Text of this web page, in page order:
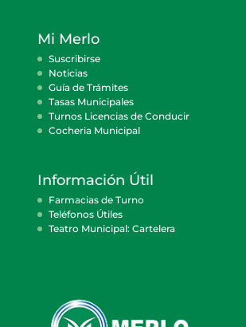
Mi Merlo
Suscribirse
Noticias
Guía de Trámites
Tasas Municipales
Turnos Licencias de Conducir
Cocheria Municipal
Información Útil
Farmacias de Turno
Teléfonos Útiles
Teatro Municipal: Cartelera